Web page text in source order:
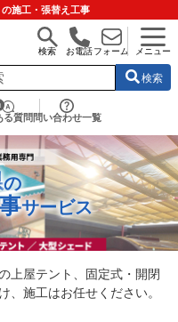
施工・張替え工事
検索 お電話フォーム メニュー
検索
る質問 問い合わせ一覧
の
サービス
上屋テント、固定式・開閉
、施工はお任せください。